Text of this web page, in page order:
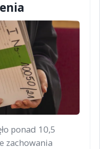
ponad 10,5
zachowania